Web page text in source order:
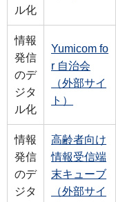
ル化
情報
発信
のデ
ジタ
ル化
Yumicom fo
r 自治会
（外部サイ
ト）
情報
発信
のデ
ジタ
高齢者向け
情報受信端
末キューブ
（外部サイ